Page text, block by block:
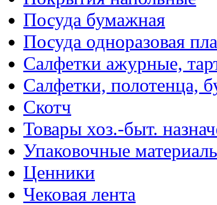
Посуда бумажная
Посуда одноразовая
Салфетки ажурные,
Салфетки, полотенца,
Скотч
Товары хоз.-быт.
Упаковочные
Ценники
Чековая лента